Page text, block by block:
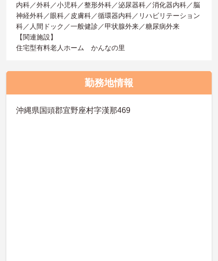
内科／外科／小児科／整形外科／泌尿器科／消化器内科／脳
神経外科／眼科／皮膚科／循環器内科／リハビリテーション
科／人間ドック／一般健診／甲状腺外来／糖尿病外来
【関連施設】
住宅型有料老人ホーム かんなの里
勤務地情報
沖縄県国頭郡宜野座村字漢那469